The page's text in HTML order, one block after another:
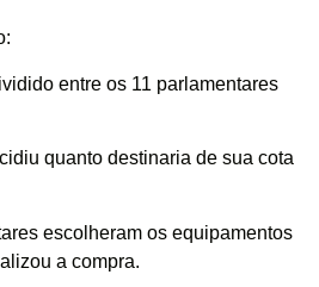
entre os 11 parlamentares
quanto destinaria de sua cota
escolheram os equipamentos
a compra.